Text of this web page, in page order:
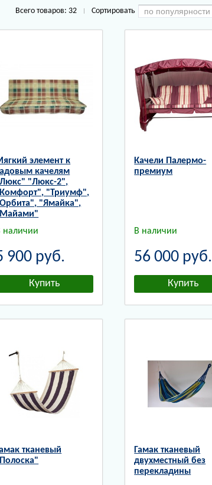
Всего товаров: 32 Сортировать
элемент к
качелям
"Люкс-2",
"Триумф",
"Ямайка",
наличии
900 руб.
Качели Палермо-
премиум
В наличии
56 000 руб.
тканевый
Гамак тканевый
двухместный без
перекладины